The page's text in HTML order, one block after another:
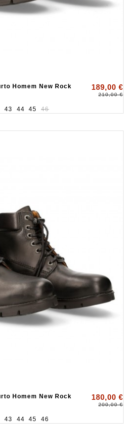
Homem New Rock
189,00 €
210,00 €
43 44 45 46
Homem New Rock
180,00 €
200,00 €
43 44 45 46